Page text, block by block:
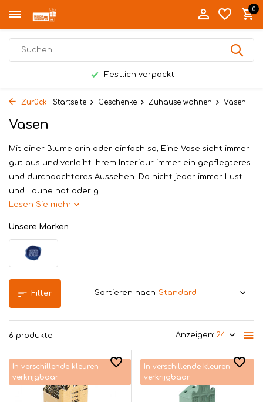
0
Festlich verpackt
Zurück Startseite Geschenke Zuhause wohnen Vasen
Vasen
Mit einer Blume drin oder einfach so; Eine Vase sieht immer
gut aus und verleiht Ihrem Interieur immer ein gepflegteres
und durchdachteres Aussehen. Da nicht jeder immer Lust
und Laune hat oder g...
Lesen Sie mehr
Unsere Marken
Filter
6 produkte Anzeigen:
Sortieren nach:
In verschillende kleuren
verkrijgbaar
In verschillende kleuren
verkrijgbaar